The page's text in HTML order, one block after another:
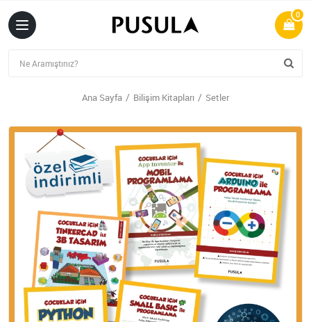
0
Ana Sayfa Bilişim Kitapları Setler